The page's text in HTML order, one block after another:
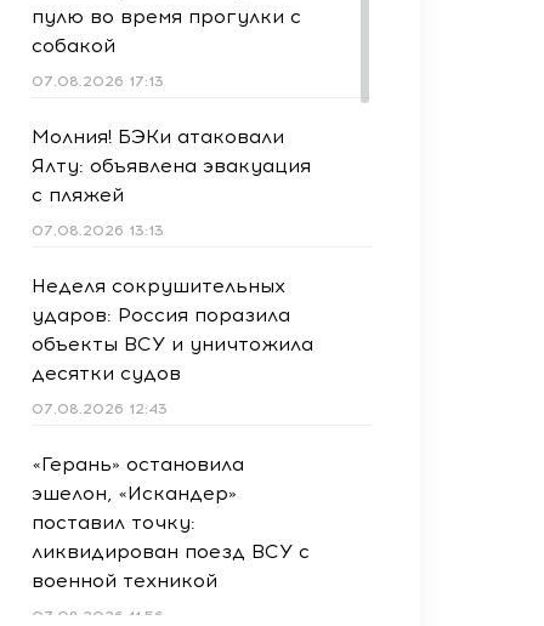
пулю во время прогулки с
собакой
07.08.2026 17:13
Молния! БЭКи атаковали
Ялту: объявлена эвакуация
с пляжей
07.08.2026 13:13
Неделя сокрушительных
ударов: Россия поразила
объекты ВСУ и уничтожила
десятки судов
07.08.2026 12:43
«Герань» остановила
эшелон, «Искандер»
поставил точку:
ликвидирован поезд ВСУ с
военной техникой
07.08.2026 11:56